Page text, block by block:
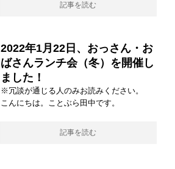
記事を読む
2022年1月22日、おっさん・お
ばさんランチ会（冬）を開催し
ました！
※冗談が通じる人のみお読みください。
こんにちは。ことぶら田中です。
記事を読む